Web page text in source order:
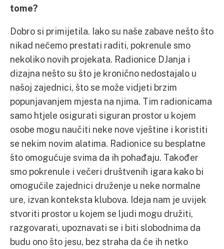
tome?
Dobro si primijetila. Iako su naše zabave nešto što
nikad nećemo prestati raditi, pokrenule smo
nekoliko novih projekata. Radionice DJanja i
dizajna nešto su što je kronično nedostajalo u
našoj zajednici, što se može vidjeti brzim
popunjavanjem mjesta na njima. Tim radionicama
samo htjele osigurati siguran prostor u kojem
osobe mogu naučiti neke nove vještine i koristiti
se nekim novim alatima. Radionice su besplatne
što omogućuje svima da ih pohađaju. Također
smo pokrenule i večeri društvenih igara kako bi
omogućile zajednici druženje u neke normalne
ure, izvan konteksta klubova. Ideja nam je uvijek
stvoriti prostor u kojem se ljudi mogu družiti,
razgovarati, upoznavati se i biti slobodnima da
budu ono što jesu, bez straha da će ih netko